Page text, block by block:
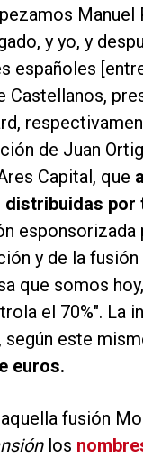
Manuel
y yo, y
españoles
Castellanos,
de Juan
Capital, que
distribuidas por
esponsorizada
y de la
que somos
el 70%". La
según este
euros.
fusión
los